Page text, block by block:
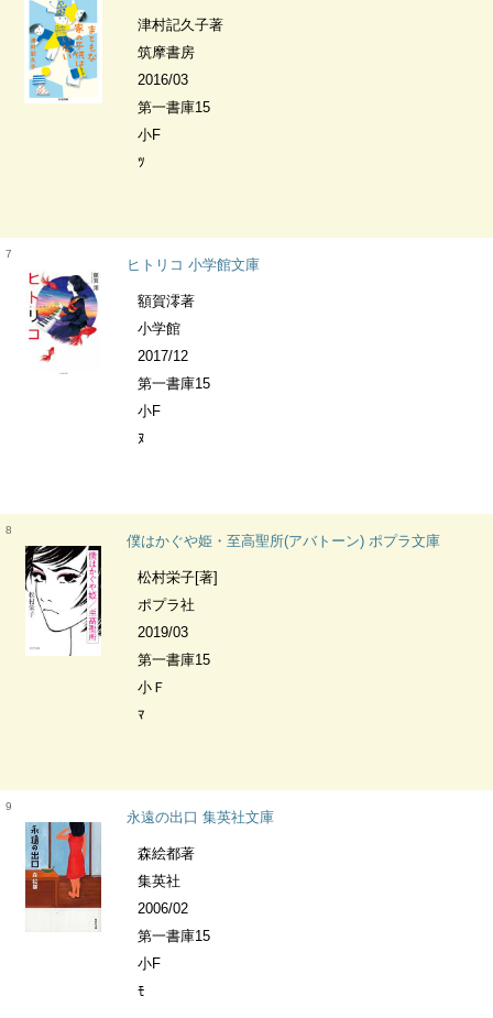
津村記久子著
筑摩書房
2016/03
第一書庫15
小F
ﾂ
7
ヒトリコ 小学館文庫
額賀澪著
小学館
2017/12
第一書庫15
小F
ﾇ
8
僕はかぐや姫・至高聖所(アバトーン) ポプラ文庫
松村栄子[著]
ポプラ社
2019/03
第一書庫15
小Ｆ
ﾏ
9
永遠の出口 集英社文庫
森絵都著
集英社
2006/02
第一書庫15
小F
ﾓ